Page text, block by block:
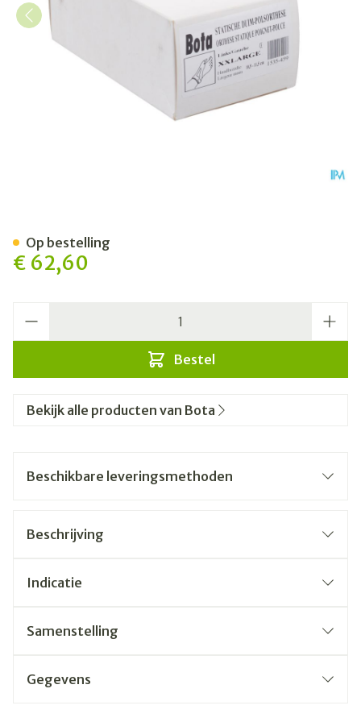
€ 62,60
Bestel
Op bestelling
Bekijk alle producten van Bota
Beschikbare leveringsmethoden
Beschrijving
Indicatie
Samenstelling
Gegevens